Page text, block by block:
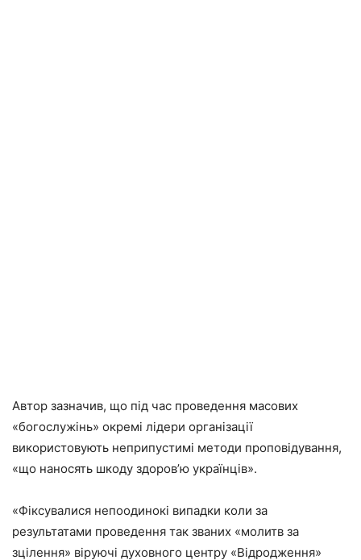
Автор зазначив, що під час проведення масових
«богослужінь» окремі лідери організації
використовують неприпустимі методи проповідування,
«що наносять шкоду здоров’ю українців».
«Фіксувалися непоодинокі випадки коли за
результатами проведення так званих «молитв за
зцілення» віруючі духовного центру «Відродження»